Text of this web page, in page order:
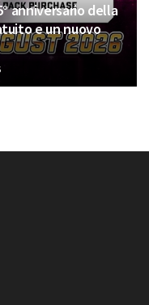
anniversario della
e un nuovo